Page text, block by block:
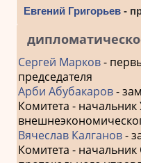
Евгений Григорьев-
Сергей Марков-
председателя
Арби Абубакаров-
Комитета -
Вячеслав Калганов-
Комитета -